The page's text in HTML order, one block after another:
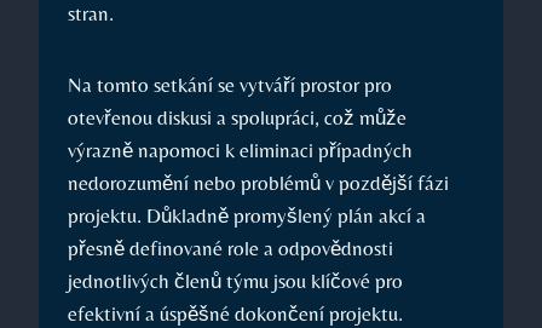
stran.
Na tomto setkání se vytváří prostor pro
otevřenou diskusi a spolupráci, což může
výrazně napomoci k eliminaci případných
nedorozumění nebo problémů v pozdější fázi
projektu. Důkladně promyšlený plán akcí a
přesně definované role a odpovědnosti
jednotlivých členů týmu jsou klíčové pro
efektivní a úspěšné dokončení projektu.